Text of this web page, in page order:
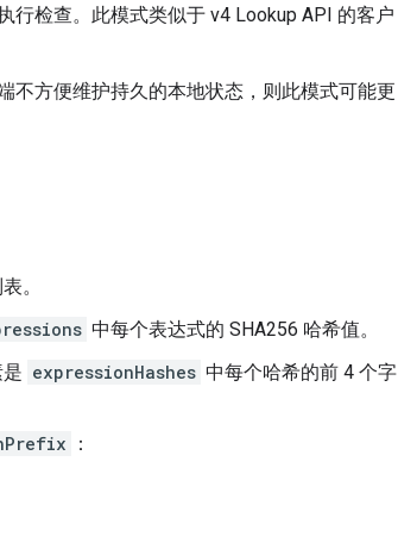
行检查。此模式类似于 v4 Lookup API 的客户
不方便维护持久的本地状态，则此模式可能更
。
中每个表达式的 SHA256 哈希值。
expressionHashes 中每个哈希的前 4 个字
：